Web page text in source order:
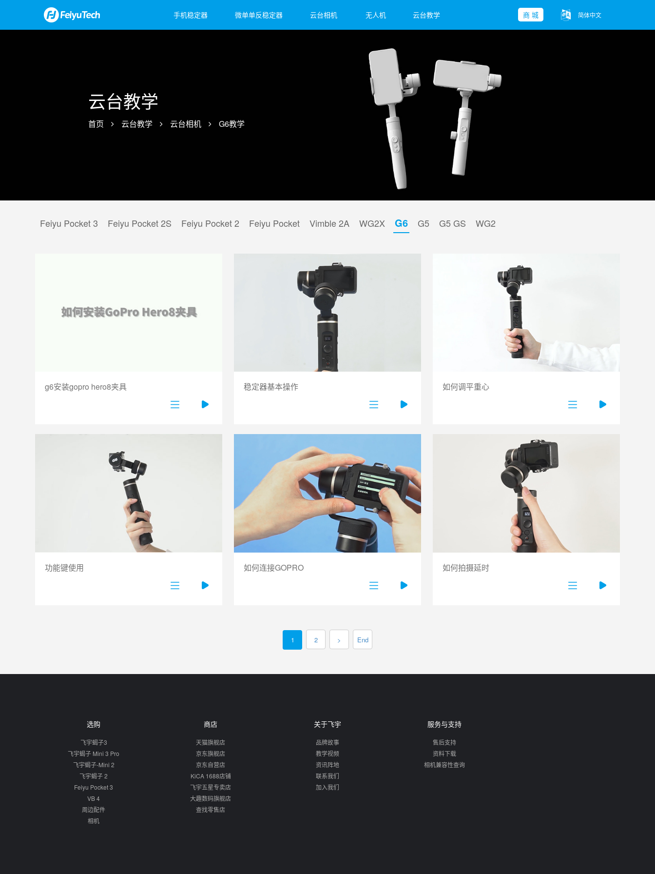
无人机 云台教学 商 城 简体中文
手机稳定器
Vimble 3 SE
微单单反稳定器
飞宇蝎子-Mini 2
云台相机
Feiyu Pocket
云台教学
首页 云台教学 云台相机 G6教学
Feiyu Pocket 3 Feiyu Pocket 2S Feiyu Pocket 2 Feiyu Pocket Vimble 2A WG2X G6 G5 G5 GS WG2
g6安装gopro hero8夹具 稳定器基本操作 如何调平重心
功能键使用 如何连接GOPRO 如何拍摄延时
1 2 > End
选购
飞宇蝎子3
飞宇蝎子 Mini 3 Pro
飞宇蝎子-Mini 2
飞宇蝎子 2
Feiyu Pocket 3
VB 4
周边配件
相机
商店
天猫旗舰店
京东旗舰店
京东自营店
KiCA 1688店铺
飞宇五星专卖店
大趣数码旗舰店
查找零售店
关于飞宇
品牌故事
教学视频
资讯阵地
联系我们
加入我们
服务与支持
售后支持
资料下载
相机兼容性查询